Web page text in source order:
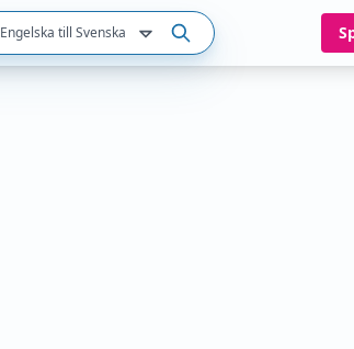
Engelska till Svenska